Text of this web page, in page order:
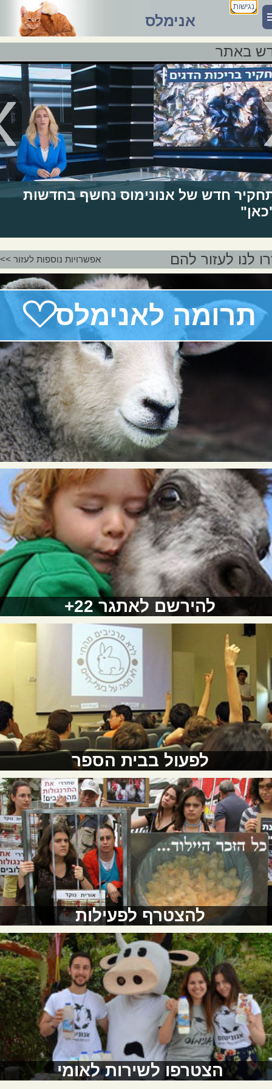
נגישות
אנימלס
באתר
חדש של אנונימוס נחשף בחדשות
לנו לעזור להם אפשרויות נוספות לעזור
תרומה לאנימלס♡
להירשם לאתגר 22+
לפעול בבית הספר
להצטרף לפעילות
הצטרפו לשירות לאומי